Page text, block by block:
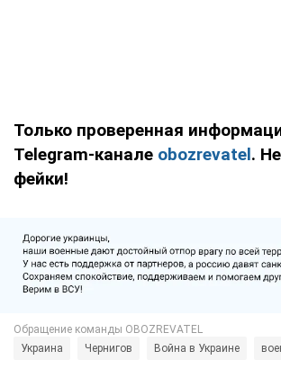
Только проверенная
Telegram-канале obozrevatel.
фейки!
Украина Чернигов Война в Украине